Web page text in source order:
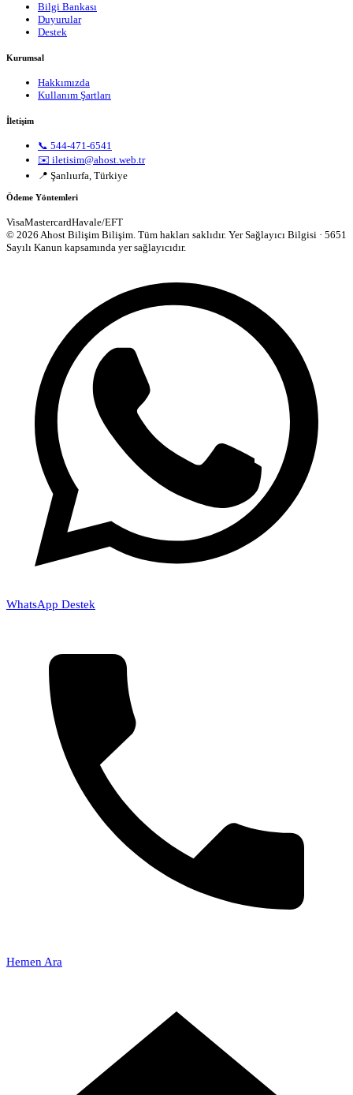
Bilgi Bankası
Duyurular
Destek
Kurumsal
Hakkımızda
Kullanım Şartları
İletişim
📞 544-471-6541
✉️ iletisim@ahost.web.tr
📍 Şanlıurfa, Türkiye
Ödeme Yöntemleri
VisaMastercardHavale/EFT
© 2026 Ahost Bilişim Bilişim. Tüm hakları saklıdır. Yer Sağlayıcı Bilgisi · 5651
Sayılı Kanun kapsamında yer sağlayıcıdır.
WhatsApp Destek
Hemen Ara